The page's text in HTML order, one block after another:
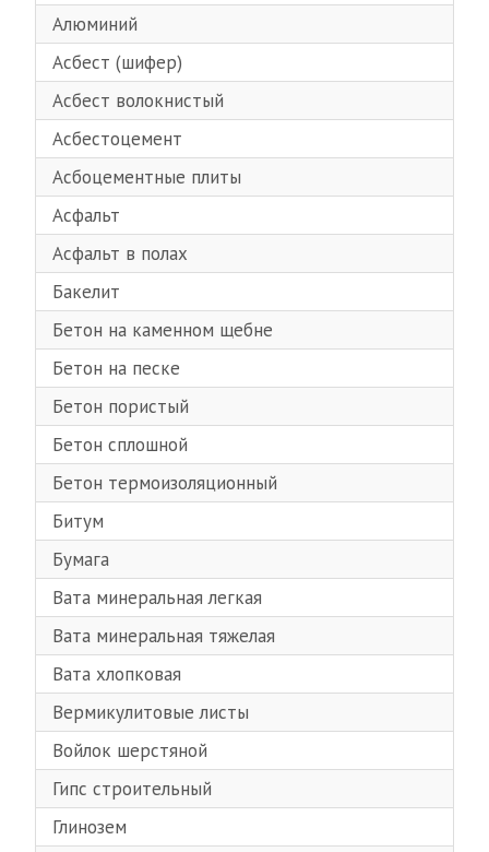
Алюминий
Асбест (шифер)
Асбест волокнистый
Асбестоцемент
Асбоцементные плиты
Асфальт
Асфальт в полах
Бакелит
Бетон на каменном щебне
Бетон на песке
Бетон пористый
Бетон сплошной
Бетон термоизоляционный
Битум
Бумага
Вата минеральная легкая
Вата минеральная тяжелая
Вата хлопковая
Вермикулитовые листы
Войлок шерстяной
Гипс строительный
Глинозем